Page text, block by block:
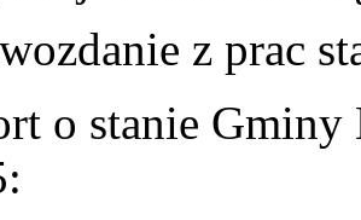
z prac
o stanie